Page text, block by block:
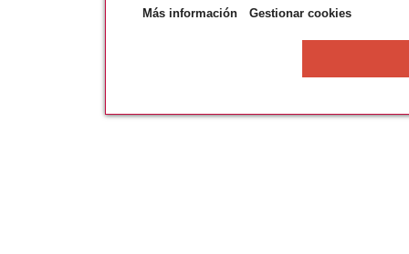
Más información Gestionar cookies